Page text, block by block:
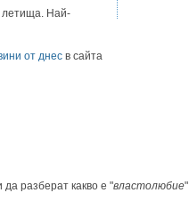
летища. Най-
от днес в сайта
да разберат какво е "властолюбие".